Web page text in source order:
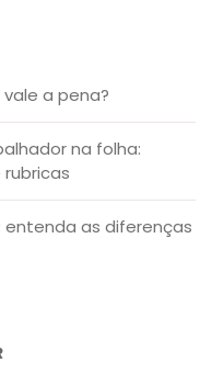
a pena?
na folha:
entenda as diferenças